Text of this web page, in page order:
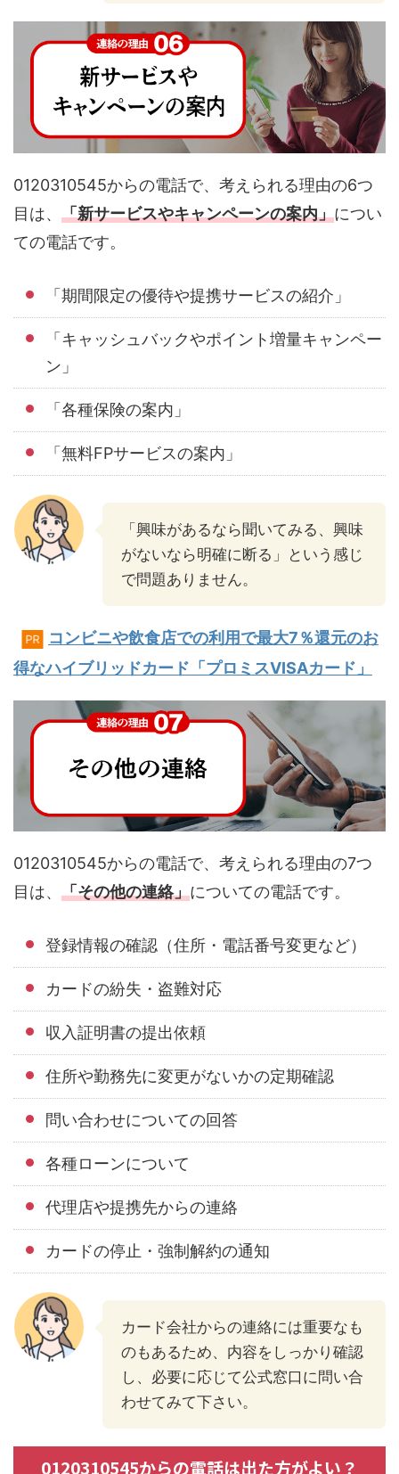
0120310545からの電話で、考えられる理由の6つ
目は、 「新サービスやキャンペーンの案内」につい
ての電話です。
「期間限定の優待や提携サービスの紹介」
「キャッシュバックやポイント増量キャンペー
ン」
「各種保険の案内」
「無料FPサービスの案内」
「興味があるなら聞いてみる、興味
がないなら明確に断る」という感じ
で問題ありません。
PR
コンビニや飲食店での利用で最大7％還元のお
得なハイブリッドカード「プロミスVISAカード」
0120310545からの電話で、考えられる理由の7つ
目は、 「その他の連絡」についての電話です。
登録情報の確認（住所・電話番号変更など）
カードの紛失・盗難対応
収入証明書の提出依頼
住所や勤務先に変更がないかの定期確認
問い合わせについての回答
各種ローンについて
代理店や提携先からの連絡
カードの停止・強制解約の通知
カード会社からの連絡には重要なも
のもあるため、内容をしっかり確認
し、必要に応じて公式窓口に問い合
わせてみて下さい。
0120310545からの電話は出た方がよい？